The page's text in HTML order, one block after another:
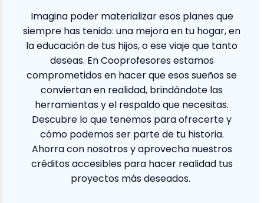
Imagina poder materializar esos planes que
siempre has tenido: una mejora en tu hogar, en
la educación de tus hijos, o ese viaje que tanto
deseas. En Cooprofesores estamos
comprometidos en hacer que esos sueños se
conviertan en realidad, brindándote las
herramientas y el respaldo que necesitas.
Descubre lo que tenemos para ofrecerte y
cómo podemos ser parte de tu historia.
Ahorra con nosotros y aprovecha nuestros
créditos accesibles para hacer realidad tus
proyectos más deseados.